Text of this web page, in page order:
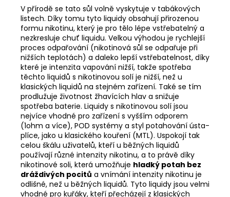
V přírodě se tato sůl volně vyskytuje v tabákových
listech. Díky tomu tyto liquidy obsahují přirozenou
formu nikotinu, který je pro tělo lépe vstřebatelný a
nezkresluje chuť liquidu. Velkou výhodou je rychlejší
proces odpařování (nikotinová sůl se odpařuje při
nižších teplotách) a daleko lepší vstřebatelnost, díky
které je intenzita vapování nižší, takže spotřeba
těchto liquidů s nikotinovou solí je nižší, než u
klasických liquidů na stejném zařízení. Také se tím
prodlužuje životnost žhavících hlav a snižuje
spotřeba baterie. Liquidy s nikotinovou solí jsou
nejvíce vhodné pro zařízení s vyšším odporem
(1ohm a více), POD systémy a styl potahování ústa-
plíce, jako u klasického kouření (MTL). Uspokojí tak
celou škálu uživatelů, kteří u běžných liquidů
používají různé intenzity nikotinu, a to právě díky
nikotinové soli, která umožňuje hladký potah bez
dráždivých pocitů a vnímání intenzity nikotinu je
odlišné, než u běžných liquidů. Tyto liquidy jsou velmi
vhodné pro kuřáky, kteří přecházejí z klasických